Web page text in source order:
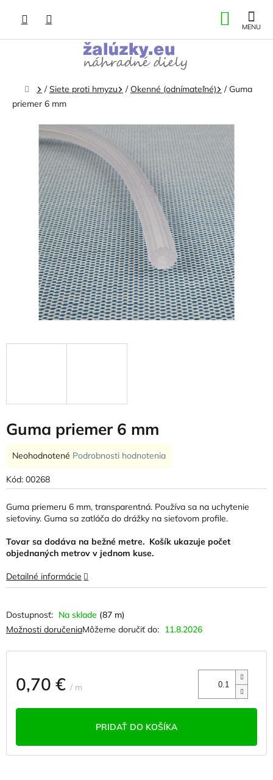
obsah
KOŠÍK
Domov
/ Siete proti hmyzu / Okenné (odnímateľné) / Guma
priemer 6 mm
Guma priemer 6 mm
Kód: 00268
Na sklade (87 m)
Môžeme doručiť do: 11.8.2026
Možnosti doručenia
0,70 € / m
PRIDAŤ DO KOŠÍKA
Guma priemeru 6 mm, transparentná. Používa sa na uchytenie
sieťoviny. Guma sa zatláča do drážky na sieťovom profile.
Tovar sa dodáva na bežné metre. Košík ukazuje počet
objednaných metrov v jednom kuse.
Detailné informácie
Priemerné
produktu
je
z
5
hviezdičiek.
Neohodnotené Podrobnosti hodnotenia